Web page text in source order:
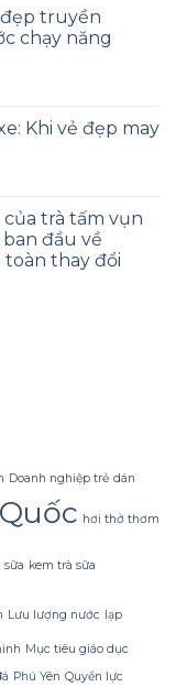
đẹp truyền
chạy năng
Khi vẻ đẹp may
trà tấm vụn
đầu về
thay đổi
Doanh nghiệp trẻ dán
hơi thở thơm
sữa kem trà sữa
Lưu lượng nước lạp
Mục tiêu giáo dục
Phú Yên Quyền lực